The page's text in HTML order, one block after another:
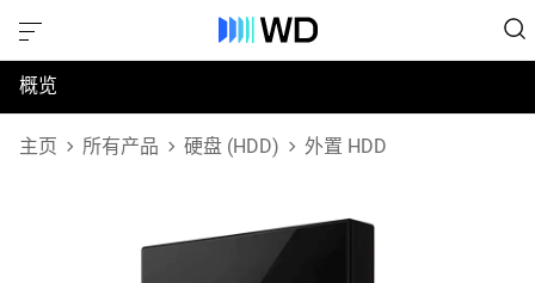
概览
规格
主页 所有产品 硬盘 (HDD) 外置 HDD